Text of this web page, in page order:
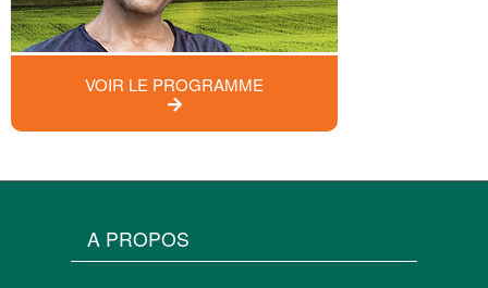
VOIR LE PROGRAMME
A PROPOS